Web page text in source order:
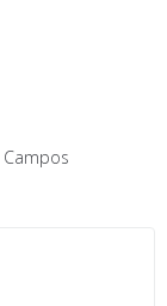
Campos